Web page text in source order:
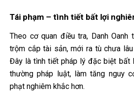
Tái phạm – tình tiết bất lợi
Theo cơ quan điều tra, Danh
trộm cắp tài sản, mới ra tù chưa
Đây là tình tiết pháp lý đặc biệt bất
thường pháp luật, làm tăng nguy
phạt nghiêm khắc hơn.